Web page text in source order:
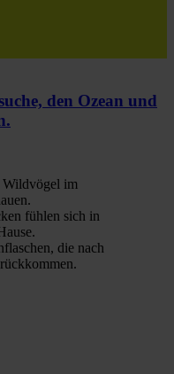
den Ozean und
Wildvögel im
fühlen sich in
die nach